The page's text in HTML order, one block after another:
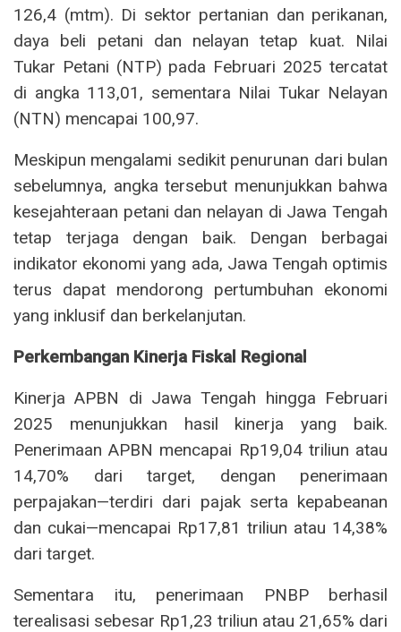
126,4 (mtm). Di sektor pertanian dan perikanan,
daya beli petani dan nelayan tetap kuat. Nilai
Tukar Petani (NTP) pada Februari 2025 tercatat
di angka 113,01, sementara Nilai Tukar Nelayan
(NTN) mencapai 100,97.
Meskipun mengalami sedikit penurunan dari bulan
sebelumnya, angka tersebut menunjukkan bahwa
kesejahteraan petani dan nelayan di Jawa Tengah
tetap terjaga dengan baik. Dengan berbagai
indikator ekonomi yang ada, Jawa Tengah optimis
terus dapat mendorong pertumbuhan ekonomi
yang inklusif dan berkelanjutan.
Perkembangan Kinerja Fiskal Regional
Kinerja APBN di Jawa Tengah hingga Februari
2025 menunjukkan hasil kinerja yang baik.
Penerimaan APBN mencapai Rp19,04 triliun atau
14,70% dari target, dengan penerimaan
perpajakan—terdiri dari pajak serta kepabeanan
dan cukai—mencapai Rp17,81 triliun atau 14,38%
dari target.
Sementara itu, penerimaan PNBP berhasil
terealisasi sebesar Rp1,23 triliun atau 21,65% dari